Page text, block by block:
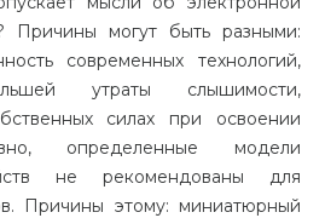
могут быть разными:
современных технологий,
утраты слышимости,
силах при освоении
определенные модели
не рекомендованы для
Причины этому: миниатюрный